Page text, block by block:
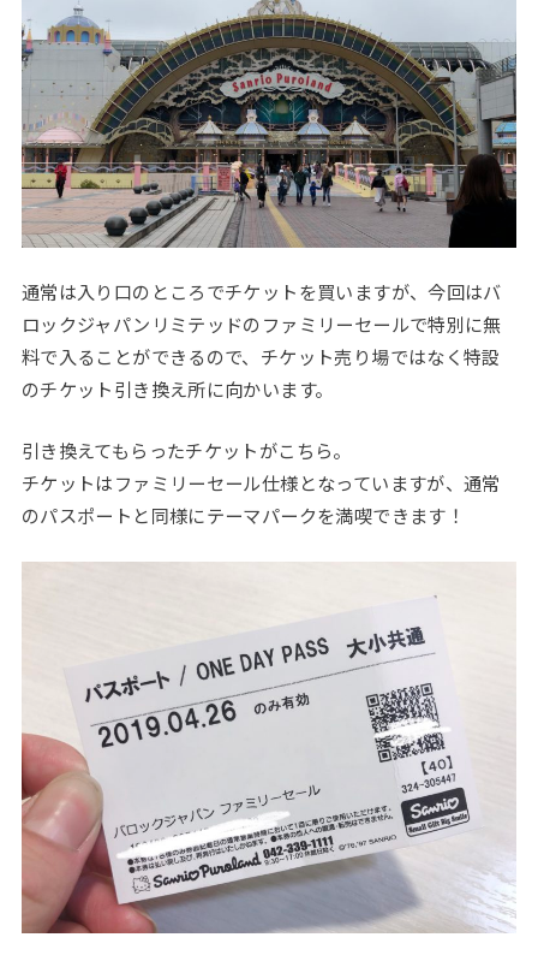
通常は入り口のところでチケットを買いますが、今回はバ
ロックジャパンリミテッドのファミリーセールで特別に無
料で入ることができるので、チケット売り場ではなく特設
のチケット引き換え所に向かいます。
引き換えてもらったチケットがこちら。
チケットはファミリーセール仕様となっていますが、通常
のパスポートと同様にテーマパークを満喫できます！